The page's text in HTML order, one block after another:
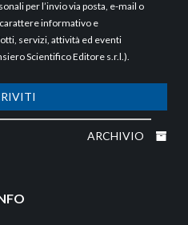
per l’invio via posta, e-mail o
informativo e
servizi, attività ed eventi
Scientifico Editore s.r.l.).
ARCHIVIO